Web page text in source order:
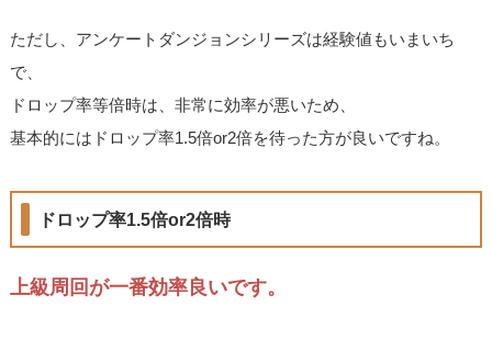
ただし、アンケートダンジョンシリーズは経験値もいまいち
で、
ドロップ率等倍時は、非常に効率が悪いため、
基本的にはドロップ率1.5倍or2倍を待った方が良いですね。
ドロップ率1.5倍or2倍時
上級周回が一番効率良いです。